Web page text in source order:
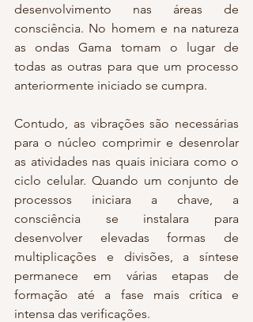
desenvolvimento nas áreas de
consciência. No homem e na natureza
as ondas Gama tomam o lugar de
todas as outras para que um processo
anteriormente iniciado se cumpra.
Contudo, as vibrações são necessárias
para o núcleo comprimir e desenrolar
as atividades nas quais iniciara como o
ciclo celular. Quando um conjunto de
processos iniciara a chave, a
consciência se instalara para
desenvolver elevadas formas de
multiplicações e divisões, a síntese
permanece em várias etapas de
formação até a fase mais crítica e
intensa das verificações.